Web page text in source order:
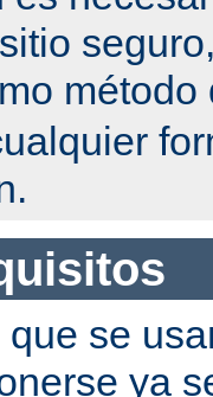
método
se
ya